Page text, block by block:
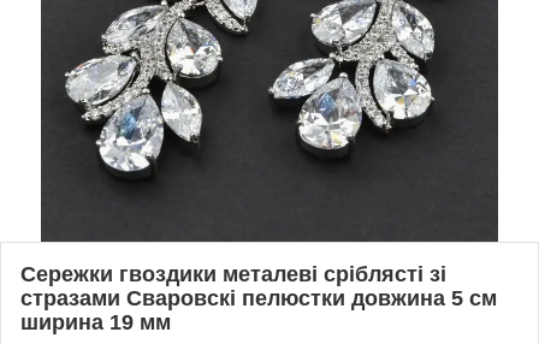
Сережки гвоздики металеві сріблясті зі
стразами Сваровскі пелюстки довжина 5 см
ширина 19 мм